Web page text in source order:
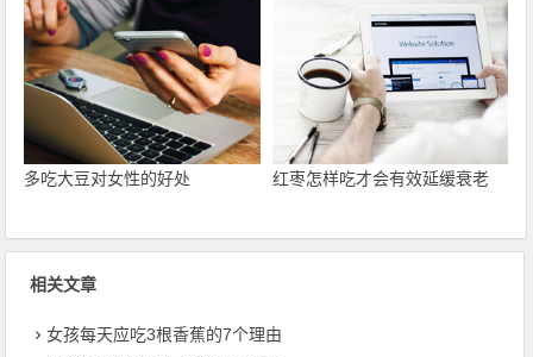
多吃大豆对女性的好处 红枣怎样吃才会有效延缓衰老
相关文章
女孩每天应吃3根香蕉的7个理由